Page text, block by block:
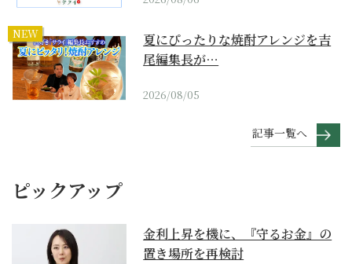
NEW
夏にぴったりな焼酎アレンジを吉
尾編集長が…
2026/08/05
記事一覧へ
ピックアップ
金利上昇を機に、『守るお金』の
置き場所を再検討